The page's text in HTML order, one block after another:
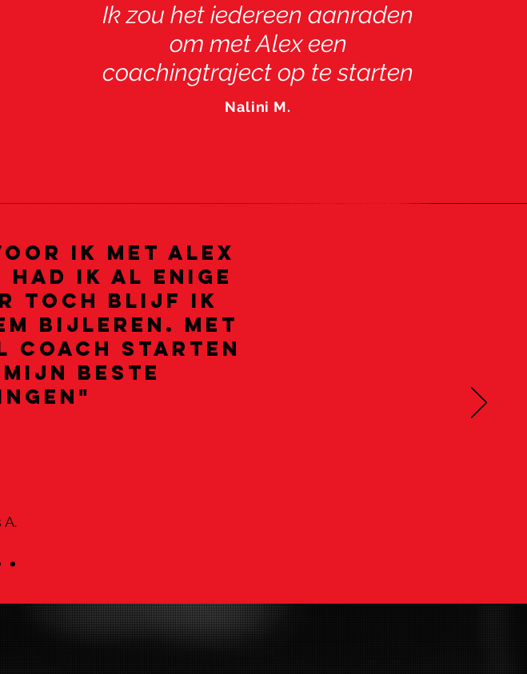
Ik zou het iedereen aanraden
om met Alex een
coachingtraject op te starten
Nalini M.
ik met alex
ik al enige
toch blijf ik
bijleren. met
coach starten
mijn beste
A.